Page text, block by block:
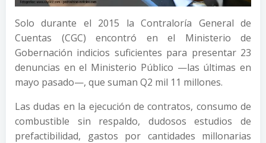
Solo durante el 2015 la Contraloría General de
Cuentas (CGC) encontró en el Ministerio de
Gobernación indicios suficientes para presentar 23
denuncias en el Ministerio Público —las últimas en
mayo pasado—, que suman Q2 mil 11 millones.
Las dudas en la ejecución de contratos, consumo de
combustible sin respaldo, dudosos estudios de
prefactibilidad, gastos por cantidades millonarias